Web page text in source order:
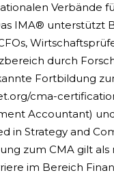
Verbände
IMA® unterstützt
durch
Fortbildung
cma-
Accountant)
in Strategy and
zum CMA gilt
im Bereich